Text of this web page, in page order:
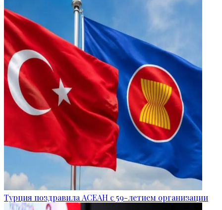
Турция поздравила АСЕАН с 59-летием организации